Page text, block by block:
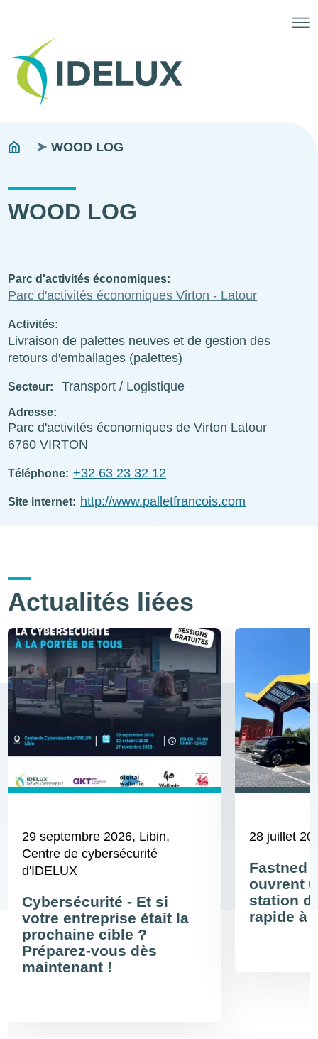
Fils
You
WOOD LOG
WOOD LOG
Parc d'activités économiques
Parc d'activités économiques Virton - Latour
Activités
Livraison de palettes neuves et de gestion des
retours d'emballages (palettes)
Secteur Transport / Logistique
Adresse
Parc d'activités économiques de Virton Latour
6760 VIRTON
Téléphone +32 63 23 32 12
Site internet http://www.palletfrancois.com
Actualités liées
29 septembre 2026, Libin,
Centre de cybersécurité
d'IDELUX
Cybersécurité - Et si
votre entreprise était la
prochaine cible ?
Préparez-vous dès
maintenant !
28 juillet
Fastned
ouvrent
station
rapide à